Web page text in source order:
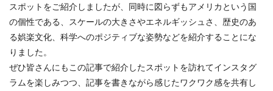
スポットをご紹介しましたが、同時に図らずもアメリカという国
の個性である、スケールの大きさやエネルギッシュさ、歴史のあ
る娯楽文化、科学へのポジティブな姿勢などを紹介することにな
りました。
ぜひ皆さんにもこの記事で紹介したスポットを訪れてインスタグ
ラムを楽しみつつ、記事を書きながら感じたワクワク感を共有し